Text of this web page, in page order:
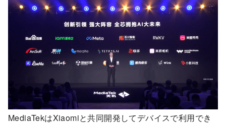
MediaTekはXiaomiと共同開発してデバイスで利用でき